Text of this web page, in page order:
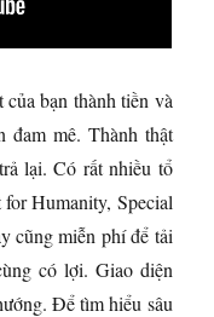
bạn thành tiền và
đam mê. Thành thật
lại. Có rất nhiều tổ
Humanity, Special
cũng miễn phí để tải
có lợi. Giao diện
Để tìm hiểu sâu